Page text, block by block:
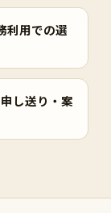
利用での選
し送り・案